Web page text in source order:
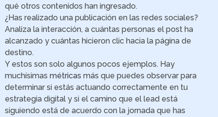
qué otros contenidos han ingresado.
¿Has realizado una publicación en las redes sociales?
Analiza la interacción, a cuántas personas el post ha
alcanzado y cuántas hicieron clic hacia la página de
destino.
Y estos son solo algunos pocos ejemplos. Hay
muchísimas métricas más que puedes observar para
determinar si estás actuando correctamente en tu
estrategia digital y si el camino que el lead está
siguiendo está de acuerdo con la jornada que has